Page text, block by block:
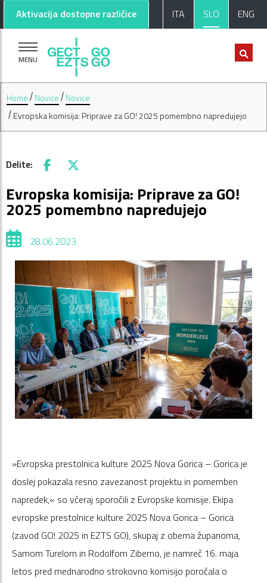
Pojdi na glavno vsebino
Pojdi na nogo strani
Aktivacija dostopne različice ITA SLO ENG
MENU
Home Novice
Novice
Evropska komisija: Priprave za GO! 2025 pomembno napredujejo
Delite: Facebook
X
Evropska komisija: Priprave za GO!
2025 pomembno napredujejo
28.06.2023
»Evropska prestolnica kulture 2025 Nova Gorica – Gorica je
doslej pokazala resno zavezanost projektu in pomemben
napredek,« so včeraj sporočili z Evropske komisije. Ekipa
evropske prestolnice kulture 2025 Nova Gorica – Gorica
(zavod GO! 2025 in EZTS GO), skupaj z obema županoma,
Samom Turelom in Rodolfom Ziberno, je namreč 16. maja
letos pred mednarodno strokovno komisijo poročala o